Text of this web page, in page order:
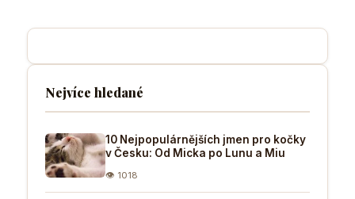
Nejvíce hledané
10 Nejpopulárnějších jmen pro kočky
v Česku: Od Micka po Lunu a Miu
👁 1018